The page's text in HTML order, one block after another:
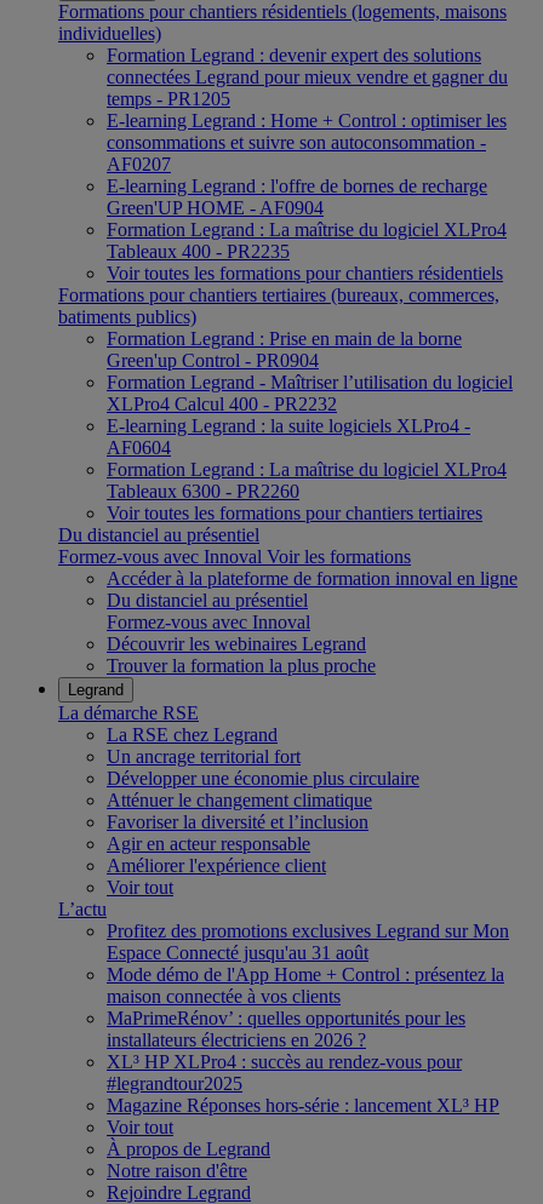
Formations pour chantiers résidentiels (logements, maisons
individuelles)
Formation Legrand : devenir expert des solutions
connectées Legrand pour mieux vendre et gagner du
temps - PR1205
E-learning Legrand : Home + Control : optimiser les
consommations et suivre son autoconsommation -
AF0207
E-learning Legrand : l'offre de bornes de recharge
Green'UP HOME - AF0904
Formation Legrand : La maîtrise du logiciel XLPro4
Tableaux 400 - PR2235
Voir toutes les formations pour chantiers résidentiels
Formations pour chantiers tertiaires (bureaux, commerces,
batiments publics)
Formation Legrand : Prise en main de la borne
Green'up Control - PR0904
Formation Legrand - Maîtriser l’utilisation du logiciel
XLPro4 Calcul 400 - PR2232
E-learning Legrand : la suite logiciels XLPro4 -
AF0604
Formation Legrand : La maîtrise du logiciel XLPro4
Tableaux 6300 - PR2260
Voir toutes les formations pour chantiers tertiaires
Du distanciel au présentiel
Formez-vous avec Innoval Voir les formations
Accéder à la plateforme de formation innoval en ligne
Du distanciel au présentiel
Formez-vous avec Innoval
Découvrir les webinaires Legrand
Trouver la formation la plus proche
Legrand
La démarche RSE
La RSE chez Legrand
Un ancrage territorial fort
Développer une économie plus circulaire
Atténuer le changement climatique
Favoriser la diversité et l’inclusion
Agir en acteur responsable
Améliorer l'expérience client
Voir tout
L’actu
Profitez des promotions exclusives Legrand sur Mon
Espace Connecté jusqu'au 31 août
Mode démo de l'App Home + Control : présentez la
maison connectée à vos clients
MaPrimeRénov’ : quelles opportunités pour les
installateurs électriciens en 2026 ?
XL³ HP XLPro4 : succès au rendez-vous pour
#legrandtour2025
Magazine Réponses hors-série : lancement XL³ HP
Voir tout
À propos de Legrand
Notre raison d'être
Rejoindre Legrand